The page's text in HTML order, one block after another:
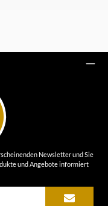
Newsletter und Sie
und Angebote informiert